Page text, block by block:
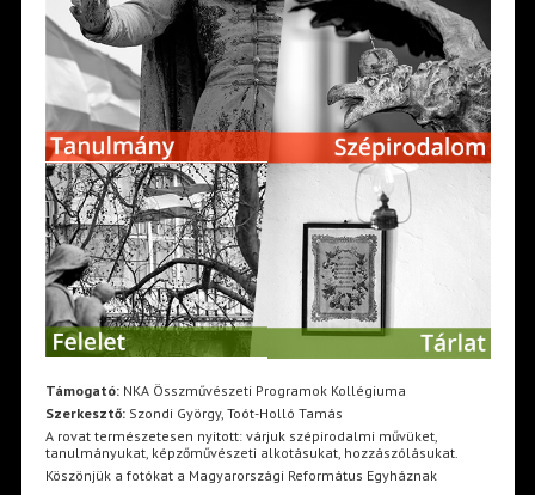
Támogató:NKA Összművészeti Programok Kollégiuma
Szerkesztő:Szondi György, Toót-Holló Tamás
A rovat természetesen nyitott: várjuk szépirodalmi művüket,
tanulmányukat, képzőművészeti alkotásukat, hozzászólásukat.
Köszönjük a fotókat a Magyarországi Református Egyháznak